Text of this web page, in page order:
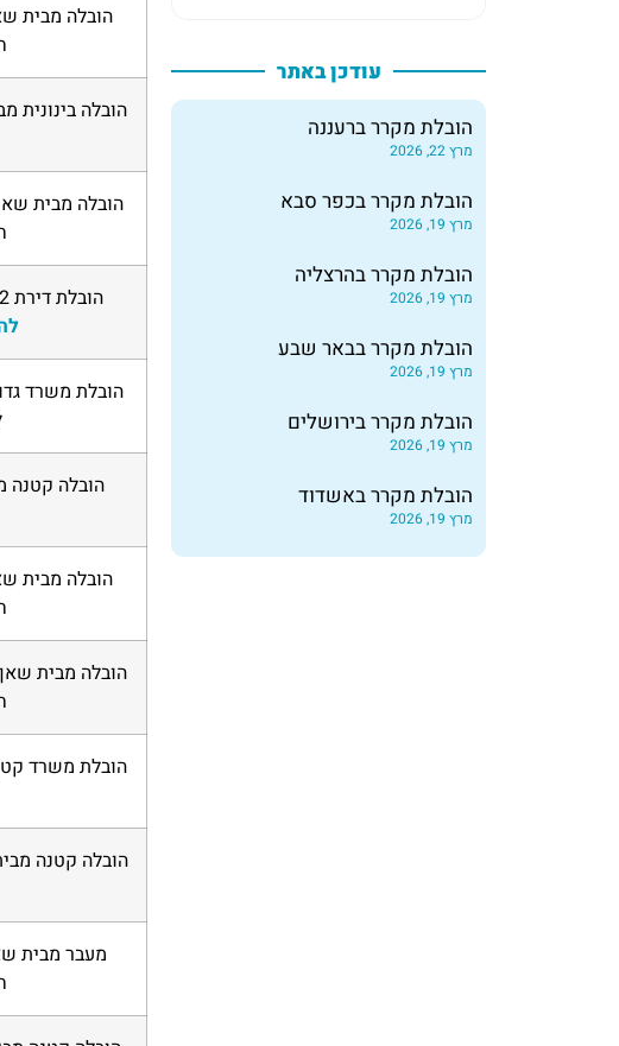
עודכן באתר
הובלת מקרר ברעננה
מרץ 22, 2026
הובלת מקרר בכפר סבא
מרץ 19, 2026
הובלת מקרר בהרצליה
מרץ 19, 2026
הובלת מקרר בבאר שבע
מרץ 19, 2026
הובלת מקרר בירושלים
מרץ 19, 2026
הובלת מקרר באשדוד
מרץ 19, 2026
הובלה בינונית
הובלת דירת 2 חדרים מבית שאן
הובלת משרד
הובלה קטנה
הובלת משרד
הובלה קטנה